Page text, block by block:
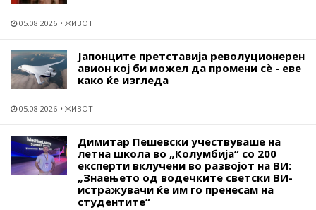
05.08.2026 ЖИВОТ
Јапонците претставија револуционерен
авион кој би можел да промени сѐ - еве
како ќе изгледа
05.08.2026 ЖИВОТ
Димитар Пешевски учествуваше на
летна школа во „Колумбија“ со 200
експерти вклучени во развојот на ВИ:
„Знаењето од водечките светски ВИ-
истражувачи ќе им го пренесам на
студентите“